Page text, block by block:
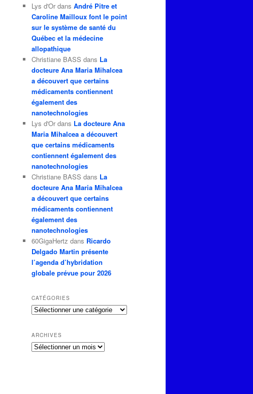
Lys d'Or dans André Pitre et
Caroline Mailloux font le point
sur le système de santé du
Québec et la médecine
allopathique
Christiane BASS dans La
docteure Ana Maria Mihalcea
a découvert que certains
médicaments contiennent
également des
nanotechnologies
Lys d'Or dans La docteure Ana
Maria Mihalcea a découvert
que certains médicaments
contiennent également des
nanotechnologies
Christiane BASS dans La
docteure Ana Maria Mihalcea
a découvert que certains
médicaments contiennent
également des
nanotechnologies
60GigaHertz dans Ricardo
Delgado Martin présente
l’agenda d’hybridation
globale prévue pour 2026
CATÉGORIES
Catégories
ARCHIVES
Archives